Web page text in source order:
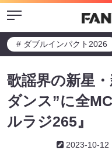
Menu
# ダブルインパクト2026
歌謡界の新星
ダンス”に全
ルラジ265』
2023-10-12